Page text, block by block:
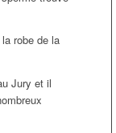
robe de la
Jury et il